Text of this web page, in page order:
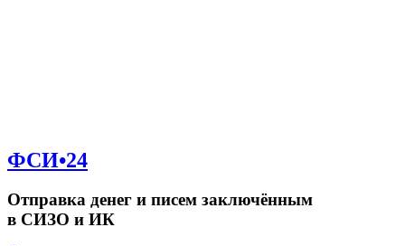
ФСИ•24
Отправка денег и писем заключённым
в СИЗО и ИК